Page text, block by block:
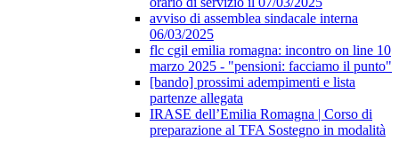
avviso di assemblea sindacale interna
06/03/2025
flc cgil emilia romagna: incontro on line 10
marzo 2025 - "pensioni: facciamo il punto"
[bando] prossimi adempimenti e lista
partenze allegata
IRASE dell’Emilia Romagna | Corso di
preparazione al TFA Sostegno in modalità